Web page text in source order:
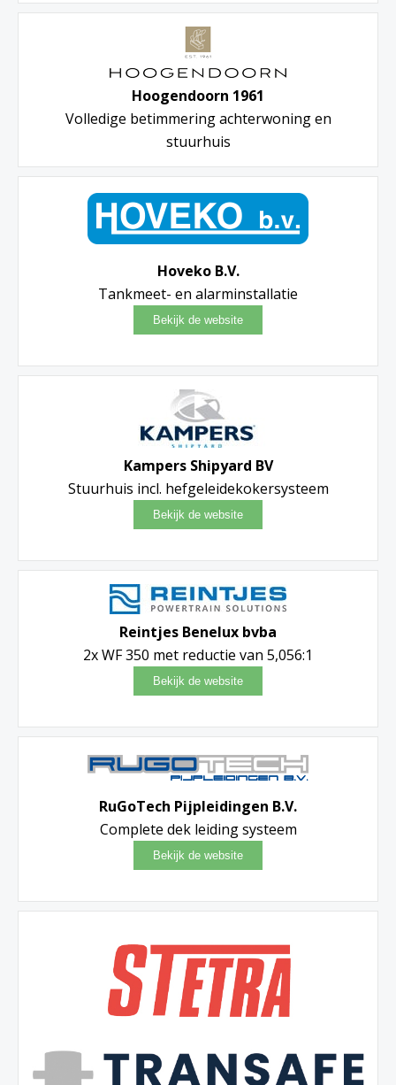
Hoogendoorn 1961
Volledige betimmering achterwoning en
stuurhuis
Hoveko B.V.
Tankmeet- en alarminstallatie
Kampers Shipyard BV
Stuurhuis incl. hefgeleidekokersysteem
Reintjes Benelux bvba
2x WF 350 met reductie van 5,056:1
RuGoTech Pijpleidingen B.V.
Complete dek leiding systeem